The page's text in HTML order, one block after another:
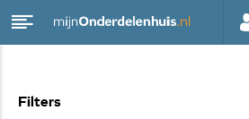
Filters